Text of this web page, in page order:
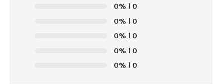
0% | 0
0% | 0
0% | 0
0% | 0
0% | 0